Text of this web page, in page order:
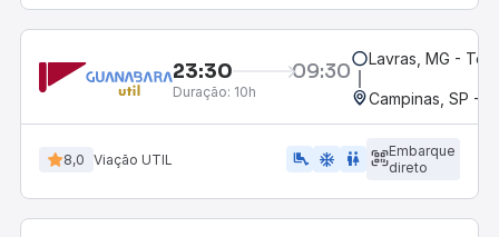
23:30 09:30
Duração: 10h
Lavras, MG -
Campinas, SP -
8,0 Viação UTIL airline_seat_legroom_extra ac_unit WC
Embarque
direto